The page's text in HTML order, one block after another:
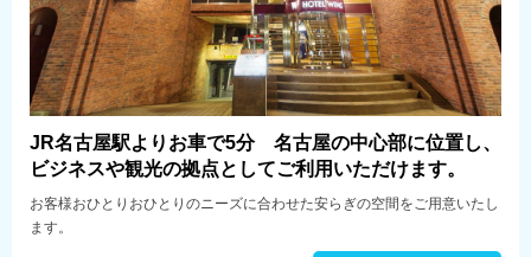
JR名古屋駅よりお車で5分 名古屋の中心部に位置し、
ビジネスや観光の拠点としてご利用いただけます。
お客様おひとりおひとりのニーズに合わせた安らぎの空間をご用意いたし
ます。